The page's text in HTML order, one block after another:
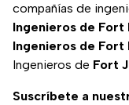
compañías de
Ingenieros de Fort
Ingenieros de Fort
Ingenieros de Fort
Suscríbete a